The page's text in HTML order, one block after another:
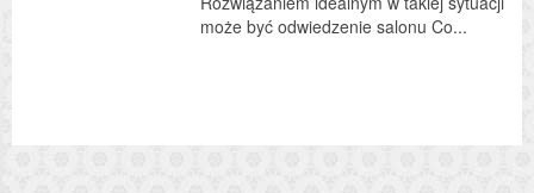
może być odwiedzenie salonu Co...